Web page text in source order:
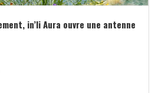
in’li Aura ouvre une antenne